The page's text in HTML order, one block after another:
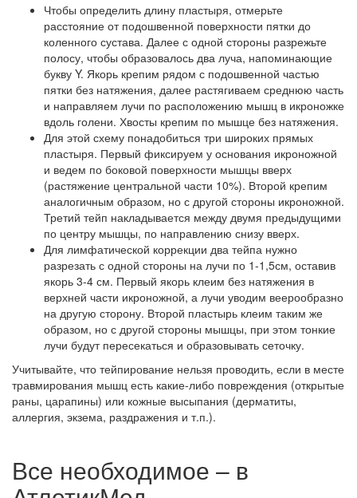
Чтобы определить длину пластыря, отмерьте
расстояние от подошвенной поверхности пятки до
коленного сустава. Далее с одной стороны разрежьте
полосу, чтобы образовалось два луча, напоминающие
букву Y. Якорь крепим рядом с подошвенной частью
пятки без натяжения, далее растягиваем среднюю часть
и направляем лучи по расположению мышц в икроножке
вдоль голени. Хвосты крепим по мышце без натяжения.
Для этой схему понадобиться три широких прямых
пластыря. Первый фиксируем у основания икроножной
и ведем по боковой поверхности мышцы вверх
(растяжение центральной части 10%). Второй крепим
аналогичным образом, но с другой стороны икроножной.
Третий тейп накладывается между двумя предыдущими
по центру мышцы, по направлению снизу вверх.
Для лимфатической коррекции два тейпа нужно
разрезать с одной стороны на лучи по 1-1,5см, оставив
якорь 3-4 см. Первый якорь клеим без натяжения в
верхней части икроножной, а лучи уводим веерообразно
на другую сторону. Второй пластырь клеим таким же
образом, но с другой стороны мышцы, при этом тонкие
лучи будут пересекаться и образовывать сеточку.
Учитывайте, что тейпирование нельзя проводить, если в месте
травмирования мышц есть какие-либо повреждения (открытые
раны, царапины) или кожные высыпания (дерматиты,
аллергия, экзема, раздражения и т.п.).
Все необходимое – в